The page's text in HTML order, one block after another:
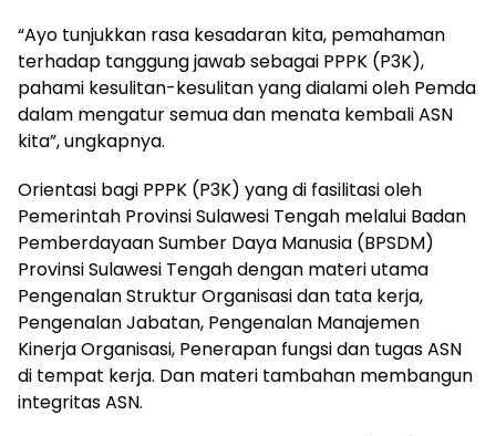
“Ayo tunjukkan rasa kesadaran kita, pemahaman
terhadap tanggung jawab sebagai PPPK (P3K),
pahami kesulitan-kesulitan yang dialami oleh Pemda
dalam mengatur semua dan menata kembali ASN
kita”, ungkapnya.
Orientasi bagi PPPK (P3K) yang di fasilitasi oleh
Pemerintah Provinsi Sulawesi Tengah melalui Badan
Pemberdayaan Sumber Daya Manusia (BPSDM)
Provinsi Sulawesi Tengah dengan materi utama
Pengenalan Struktur Organisasi dan tata kerja,
Pengenalan Jabatan, Pengenalan Manajemen
Kinerja Organisasi, Penerapan fungsi dan tugas ASN
di tempat kerja. Dan materi tambahan membangun
integritas ASN.